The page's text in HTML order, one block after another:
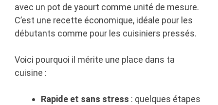
avec un pot de yaourt comme unité de mesure.
C’est une recette économique, idéale pour les
débutants comme pour les cuisiniers pressés.
Voici pourquoi il mérite une place dans ta
cuisine :
Rapide et sans stress : quelques étapes